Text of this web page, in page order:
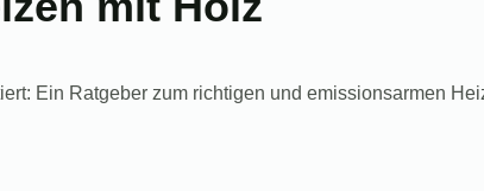
Ein Ratgeber zum richtigen und emissionsarmen